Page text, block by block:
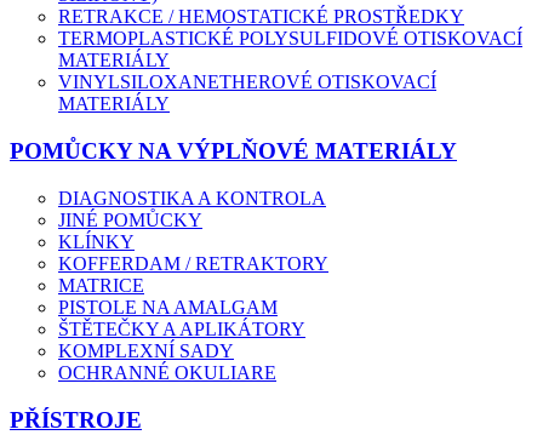
RETRAKCE / HEMOSTATICKÉ PROSTŘEDKY
TERMOPLASTICKÉ POLYSULFIDOVÉ OTISKOVACÍ
MATERIÁLY
VINYLSILOXANETHEROVÉ OTISKOVACÍ
MATERIÁLY
POMŮCKY NA VÝPLŇOVÉ MATERIÁLY
DIAGNOSTIKA A KONTROLA
JINÉ POMŮCKY
KLÍNKY
KOFFERDAM / RETRAKTORY
MATRICE
PISTOLE NA AMALGAM
ŠTĚTEČKY A APLIKÁTORY
KOMPLEXNÍ SADY
OCHRANNÉ OKULIARE
PŘÍSTROJE